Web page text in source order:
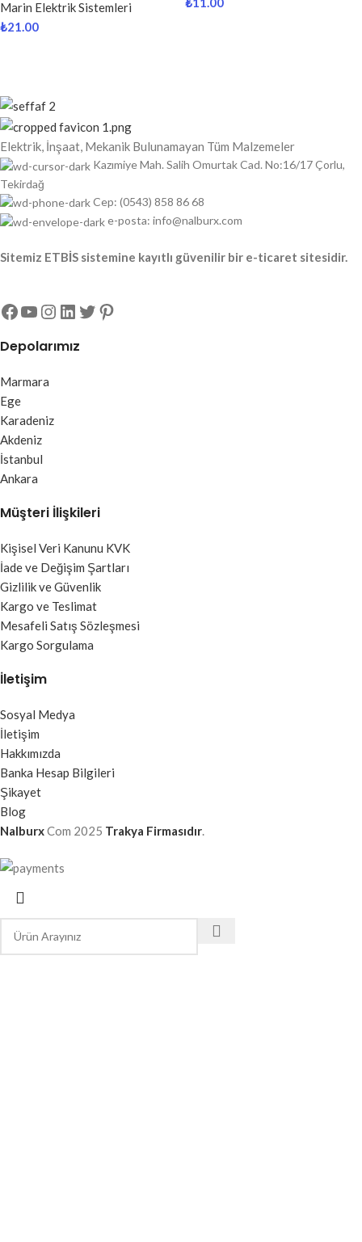
Marin Elektrik Sistemleri
₺21.00
Elektrik, İnşaat, Mekanik Bulunamayan Tüm Malzemeler
Kazımiye Mah. Salih Omurtak Cad. No:16/17 Çorlu,
Tekirdağ
Cep: (0543) 858 86 68
e-posta: info@nalburx.com
Sitemiz ETBİS sistemine kayıtlı güvenilir bir e-ticaret sitesidir.
Depolarımız
Marmara
Ege
Karadeniz
Akdeniz
İstanbul
Ankara
Müşteri İlişkileri
Kişisel Veri Kanunu KVK
İade ve Değişim Şartları
Gizlilik ve Güvenlik
Kargo ve Teslimat
Mesafeli Satış Sözleşmesi
Kargo Sorgulama
İletişim
Sosyal Medya
İletişim
Hakkımızda
Banka Hesap Bilgileri
Şikayet
Blog
NalburxCom 2025 Trakya Firmasıdır.